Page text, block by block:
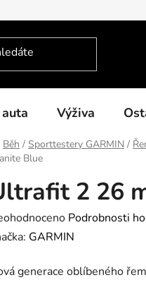
údajů
Výživa
Běh / Sporttestery GARMIN /
Blue
2 26
Podrobnosti
GARMIN
generace oblíbeného